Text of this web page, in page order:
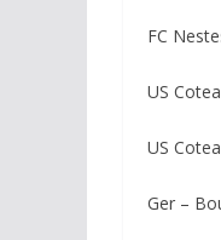
FC
US
US
Ger –